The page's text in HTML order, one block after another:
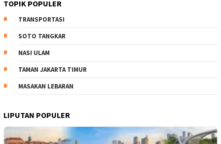
TOPIK POPULER
TRANSPORTASI
SOTO TANGKAR
NASI ULAM
TAMAN JAKARTA TIMUR
MASAKAN LEBARAN
LIPUTAN POPULER